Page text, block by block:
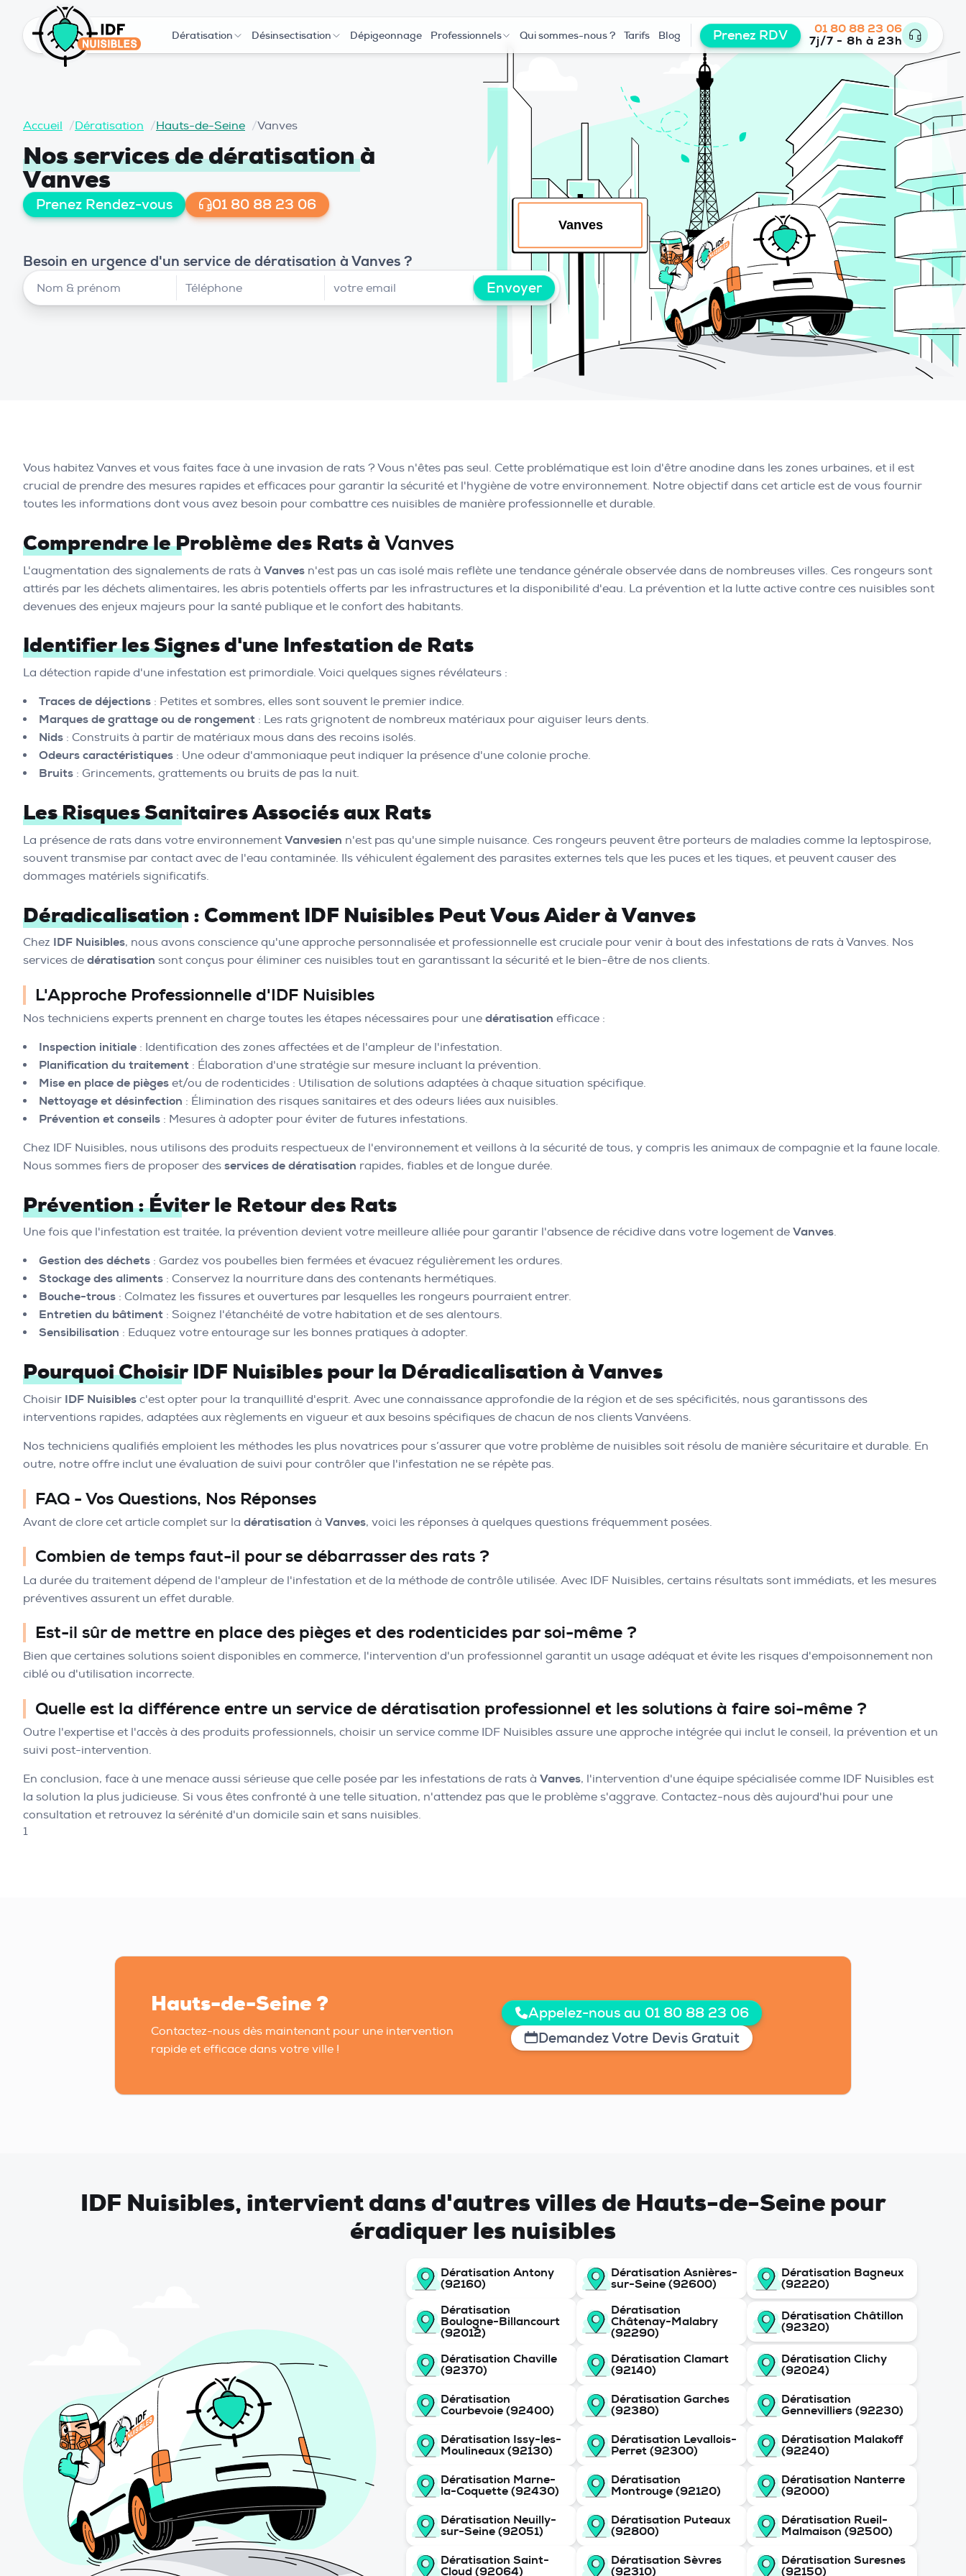
Dératisation Désinsectisation Dépigeonnage Professionnels Qui sommes-nous ? Tarifs Blog Prenez RDV
01 80 88 23 06
7j/7 - 8h à 23h
Accueil /Dératisation /Hauts-de-Seine /Vanves
Nos services de dératisationà
Vanves
Prenez Rendez-vous 01 80 88 23 06
Besoin en urgence d'un service de dératisation à Vanves ?
Envoyer
Vous habitez Vanves et vous faites face à une invasion de rats ? Vous n'êtes pas seul. Cette problématique est loin d'être anodine dans les zones urbaines, et il est
crucial de prendre des mesures rapides et efficaces pour garantir la sécurité et l'hygiène de votre environnement. Notre objectif dans cet article est de vous fournir
toutes les informations dont vous avez besoin pour combattre ces nuisibles de manière professionnelle et durable.
Comprendre le Problème des Rats à Vanves
L'augmentation des signalements de rats à Vanves n'est pas un cas isolé mais reflète une tendance générale observée dans de nombreuses villes. Ces rongeurs sont
attirés par les déchets alimentaires, les abris potentiels offerts par les infrastructures et la disponibilité d'eau. La prévention et la lutte active contre ces nuisibles sont
devenues des enjeux majeurs pour la santé publique et le confort des habitants.
Identifier les Signes d'une Infestation de Rats
La détection rapide d'une infestation est primordiale. Voici quelques signes révélateurs :
Traces de déjections : Petites et sombres, elles sont souvent le premier indice.
Marques de grattage ou de rongement : Les rats grignotent de nombreux matériaux pour aiguiser leurs dents.
Nids : Construits à partir de matériaux mous dans des recoins isolés.
Odeurs caractéristiques : Une odeur d'ammoniaque peut indiquer la présence d'une colonie proche.
Bruits : Grincements, grattements ou bruits de pas la nuit.
Les Risques Sanitaires Associés aux Rats
La présence de rats dans votre environnement Vanvesien n'est pas qu'une simple nuisance. Ces rongeurs peuvent être porteurs de maladies comme la leptospirose,
souvent transmise par contact avec de l'eau contaminée. Ils véhiculent également des parasites externes tels que les puces et les tiques, et peuvent causer des
dommages matériels significatifs.
Déradicalisation : Comment IDF Nuisibles Peut Vous Aider à Vanves
Chez IDF Nuisibles, nous avons conscience qu'une approche personnalisée et professionnelle est cruciale pour venir à bout des infestations de rats à Vanves. Nos
services de dératisation sont conçus pour éliminer ces nuisibles tout en garantissant la sécurité et le bien-être de nos clients.
L'Approche Professionnelle d'IDF Nuisibles
Nos techniciens experts prennent en charge toutes les étapes nécessaires pour une dératisation efficace :
Inspection initiale : Identification des zones affectées et de l'ampleur de l'infestation.
Planification du traitement : Élaboration d'une stratégie sur mesure incluant la prévention.
Mise en place de pièges et/ou de rodenticides : Utilisation de solutions adaptées à chaque situation spécifique.
Nettoyage et désinfection : Élimination des risques sanitaires et des odeurs liées aux nuisibles.
Prévention et conseils : Mesures à adopter pour éviter de futures infestations.
Chez IDF Nuisibles, nous utilisons des produits respectueux de l'environnement et veillons à la sécurité de tous, y compris les animaux de compagnie et la faune locale.
Nous sommes fiers de proposer des services de dératisation rapides, fiables et de longue durée.
Prévention : Éviter le Retour des Rats
Une fois que l'infestation est traitée, la prévention devient votre meilleure alliée pour garantir l'absence de récidive dans votre logement de Vanves.
Gestion des déchets : Gardez vos poubelles bien fermées et évacuez régulièrement les ordures.
Stockage des aliments : Conservez la nourriture dans des contenants hermétiques.
Bouche-trous : Colmatez les fissures et ouvertures par lesquelles les rongeurs pourraient entrer.
Entretien du bâtiment : Soignez l'étanchéité de votre habitation et de ses alentours.
Sensibilisation : Eduquez votre entourage sur les bonnes pratiques à adopter.
Pourquoi Choisir IDF Nuisibles pour la Déradicalisation à Vanves
Choisir IDF Nuisibles c'est opter pour la tranquillité d'esprit. Avec une connaissance approfondie de la région et de ses spécificités, nous garantissons des
interventions rapides, adaptées aux règlements en vigueur et aux besoins spécifiques de chacun de nos clients Vanvéens.
Nos techniciens qualifiés emploient les méthodes les plus novatrices pour s’assurer que votre problème de nuisibles soit résolu de manière sécuritaire et durable. En
outre, notre offre inclut une évaluation de suivi pour contrôler que l'infestation ne se répète pas.
FAQ - Vos Questions, Nos Réponses
Avant de clore cet article complet sur la dératisation à Vanves, voici les réponses à quelques questions fréquemment posées.
Combien de temps faut-il pour se débarrasser des rats ?
La durée du traitement dépend de l'ampleur de l'infestation et de la méthode de contrôle utilisée. Avec IDF Nuisibles, certains résultats sont immédiats, et les mesures
préventives assurent un effet durable.
Est-il sûr de mettre en place des pièges et des rodenticides par soi-même ?
Bien que certaines solutions soient disponibles en commerce, l'intervention d'un professionnel garantit un usage adéquat et évite les risques d'empoisonnement non
ciblé ou d'utilisation incorrecte.
Quelle est la différence entre un service de dératisation professionnel et les solutions à faire soi-même ?
Outre l'expertise et l'accès à des produits professionnels, choisir un service comme IDF Nuisibles assure une approche intégrée qui inclut le conseil, la prévention et un
suivi post-intervention.
En conclusion, face à une menace aussi sérieuse que celle posée par les infestations de rats à Vanves, l'intervention d'une équipe spécialisée comme IDF Nuisibles est
la solution la plus judicieuse. Si vous êtes confronté à une telle situation, n'attendez pas que le problème s'aggrave. Contactez-nous dès aujourd'hui pour une
consultation et retrouvez la sérénité d'un domicile sain et sans nuisibles.
1
Hauts-de-Seine ?
Contactez-nous dès maintenant pour une intervention
rapide et efficace dans votre ville !
Appelez-nous au 01 80 88 23 06
Demandez Votre Devis Gratuit
IDF Nuisibles, intervient dans d'autres villes de Hauts-de-Seine pour
éradiquer les nuisibles
Dératisation Antony
(92160)
Dératisation Asnières-
sur-Seine (92600)
Dératisation Bagneux
(92220)
Dératisation
Boulogne-Billancourt
(92012)
Dératisation
Châtenay-Malabry
(92290)
Dératisation Châtillon
(92320)
Dératisation Chaville
(92370)
Dératisation Clamart
(92140)
Dératisation Clichy
(92024)
Dératisation
Courbevoie (92400)
Dératisation Garches
(92380)
Dératisation
Gennevilliers (92230)
Dératisation Issy-les-
Moulineaux (92130)
Dératisation Levallois-
Perret (92300)
Dératisation Malakoff
(92240)
Dératisation Marne-
la-Coquette (92430)
Dératisation
Montrouge (92120)
Dératisation Nanterre
(92000)
Dératisation Neuilly-
sur-Seine (92051)
Dératisation Puteaux
(92800)
Dératisation Rueil-
Malmaison (92500)
Dératisation Saint-
Cloud (92064)
Dératisation Sèvres
(92310)
Dératisation Suresnes
(92150)